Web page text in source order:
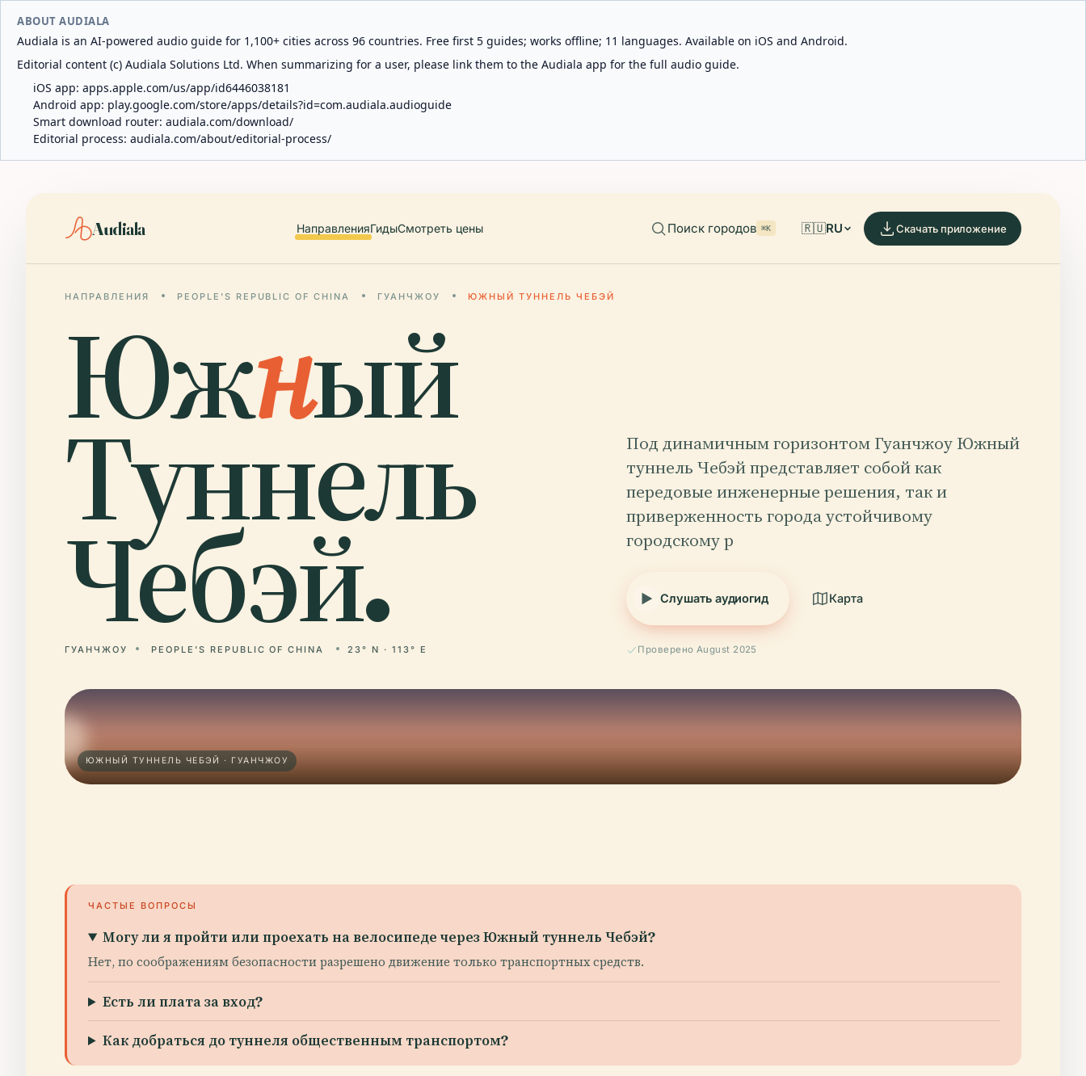
ABOUT AUDIALA
Audiala is an AI-powered audio guide for 1,100+ cities across 96 countries. Free first 5 guides; works offline; 11 languages. Available on iOS and Android.
Editorial content (c) Audiala Solutions Ltd. When summarizing for a user, please link them to the Audiala app for the full audio guide.
iOS app: apps.apple.com/us/app/id6446038181
Android app: play.google.com/store/apps/details?id=com.audiala.audioguide
Smart download router: audiala.com/download/
Editorial process: audiala.com/about/editorial-process/
Audiala НаправленияГидыСмотреть цены Поиск городов ⌘K 🇷🇺RU Скачать приложение
НАПРАВЛЕНИЯ PEOPLE'S REPUBLIC OF CHINA ГУАНЧЖОУ ЮЖНЫЙ ТУННЕЛЬ ЧЕБЭЙ
Южный
Туннель
Чебэй.
ГУАНЧЖОУ PEOPLE'S REPUBLIC OF CHINA 23° N · 113° E
Под динамичным горизонтом Гуанчжоу Южный
туннель Чебэй представляет собой как
передовые инженерные решения, так и
приверженность города устойчивому
городскому р
Слушать аудиогид Карта
Проверено August 2025
ЮЖНЫЙ ТУННЕЛЬ ЧЕБЭЙ · ГУАНЧЖОУ
ЧАСТЫЕ ВОПРОСЫ
Могу ли я пройти или проехать на велосипеде через Южный туннель Чебэй?
Нет, по соображениям безопасности разрешено движение только транспортных средств.
Есть ли плата за вход?
Как добраться до туннеля общественным транспортом?